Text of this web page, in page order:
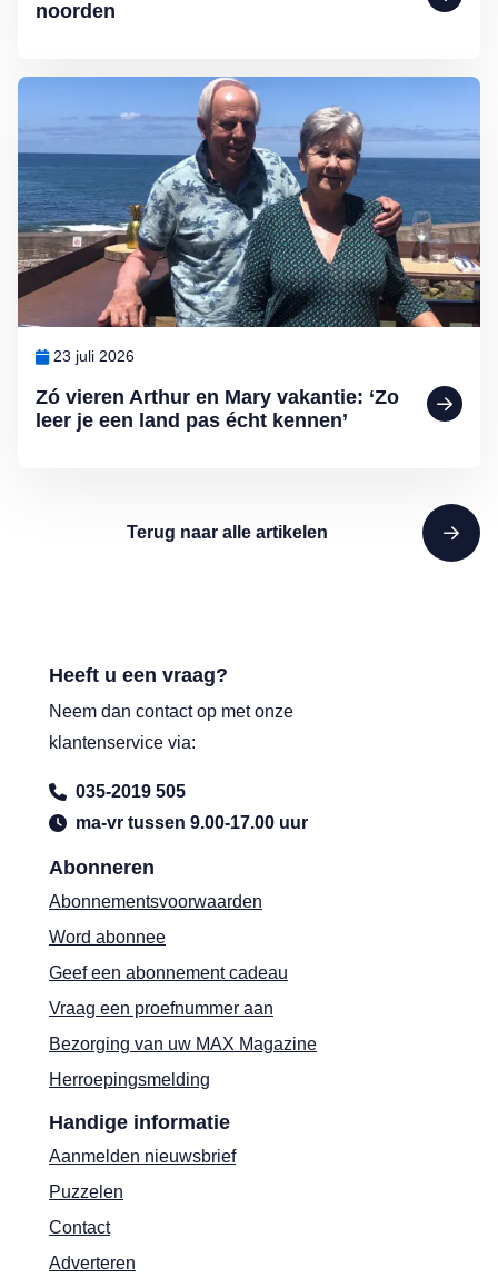
noorden
Zó vieren Arthur en Mary vakantie: ‘Zo
leer je een land pas écht kennen’
23 juli 2026
Lees meer over Zó vieren Arthur en Mary vakantie: ‘Zo leer je een
Terug naar alle artikelen
Abonneren
Abonnementsvoorwaarden
Word abonnee
Geef een abonnement cadeau
Vraag een proefnummer aan
Bezorging van uw MAX Magazine
Herroepingsmelding
Handige informatie
Aanmelden nieuwsbrief
Puzzelen
Contact
Adverteren
Heeft u een vraag?
Neem dan contact op met onze
klantenservice via:
035-2019 505
ma-vr tussen 9.00-17.00 uur